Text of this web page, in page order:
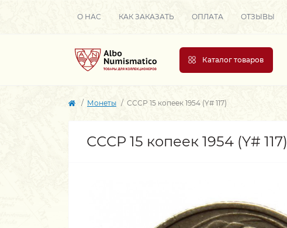
О НАС КАК ЗАКАЗАТЬ ОПЛАТА ОТЗЫВЫ
Каталог товаров
Монеты СССР 15 копеек 1954 (Y# 117)
СССР 15 копеек 1954 (Y# 117)